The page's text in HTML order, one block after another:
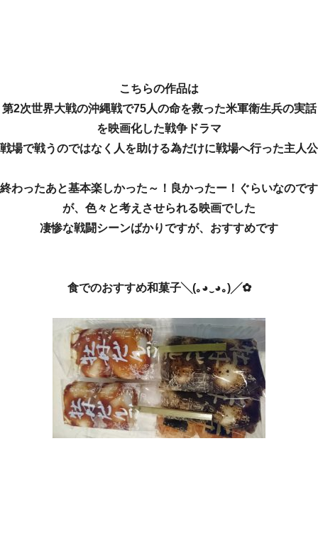
こちらの作品は
第2次世界大戦の沖縄戦で75人の命を救った米軍衛生兵の実話
を映画化した戦争ドラマ
戦場で戦うのではなく人を助ける為だけに戦場へ行った主人公
終わったあと基本楽しかった～！良かったー！ぐらいなのです
が、色々と考えさせられる映画でした
凄惨な戦闘シーンばかりですが、おすすめです
食でのおすすめ和菓子╲(｡◕‿◕｡)╱✿